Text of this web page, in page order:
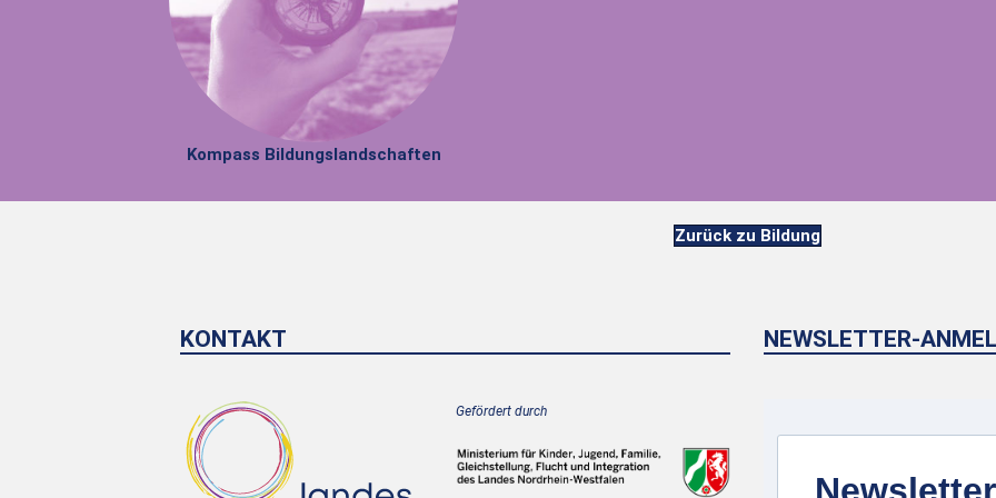
Kompass Bildungslandschaften
Zurück zu Bildung
KONTAKT
Gefördert durch
NEWSLETTER-